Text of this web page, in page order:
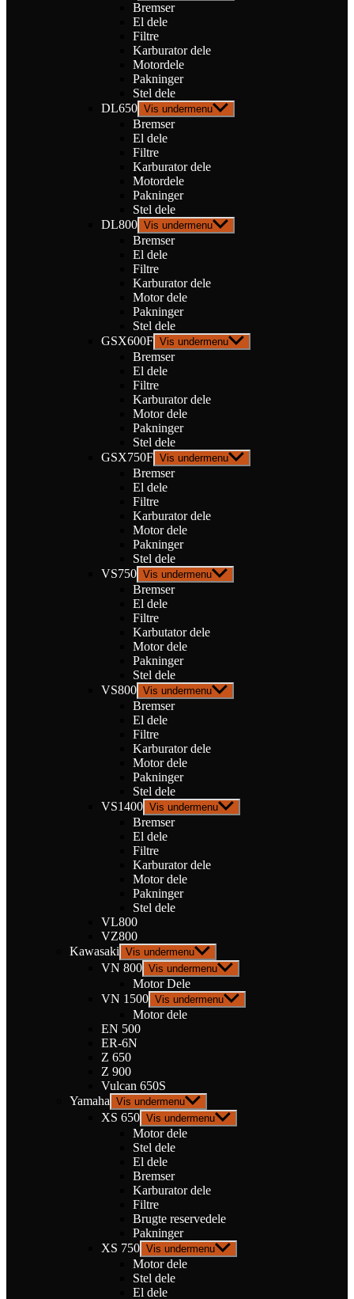
Bremser
El dele
Filtre
Karburator dele
Motordele
Pakninger
Stel dele
DL650 Vis undermenu
Bremser
El dele
Filtre
Karburator dele
Motordele
Pakninger
Stel dele
DL800 Vis undermenu
Bremser
El dele
Filtre
Karburator dele
Motor dele
Pakninger
Stel dele
GSX600F Vis undermenu
Bremser
El dele
Filtre
Karburator dele
Motor dele
Pakninger
Stel dele
GSX750F Vis undermenu
Bremser
El dele
Filtre
Karburator dele
Motor dele
Pakninger
Stel dele
VS750 Vis undermenu
Bremser
El dele
Filtre
Karbutator dele
Motor dele
Pakninger
Stel dele
VS800 Vis undermenu
Bremser
El dele
Filtre
Karburator dele
Motor dele
Pakninger
Stel dele
VS1400 Vis undermenu
Bremser
El dele
Filtre
Karburator dele
Motor dele
Pakninger
Stel dele
VL800
VZ800
Kawasaki Vis undermenu
VN 800 Vis undermenu
Motor Dele
VN 1500 Vis undermenu
Motor dele
EN 500
ER-6N
Z 650
Z 900
Vulcan 650S
Yamaha Vis undermenu
XS 650 Vis undermenu
Motor dele
Stel dele
El dele
Bremser
Karburator dele
Filtre
Brugte reservedele
Pakninger
XS 750 Vis undermenu
Motor dele
Stel dele
El dele